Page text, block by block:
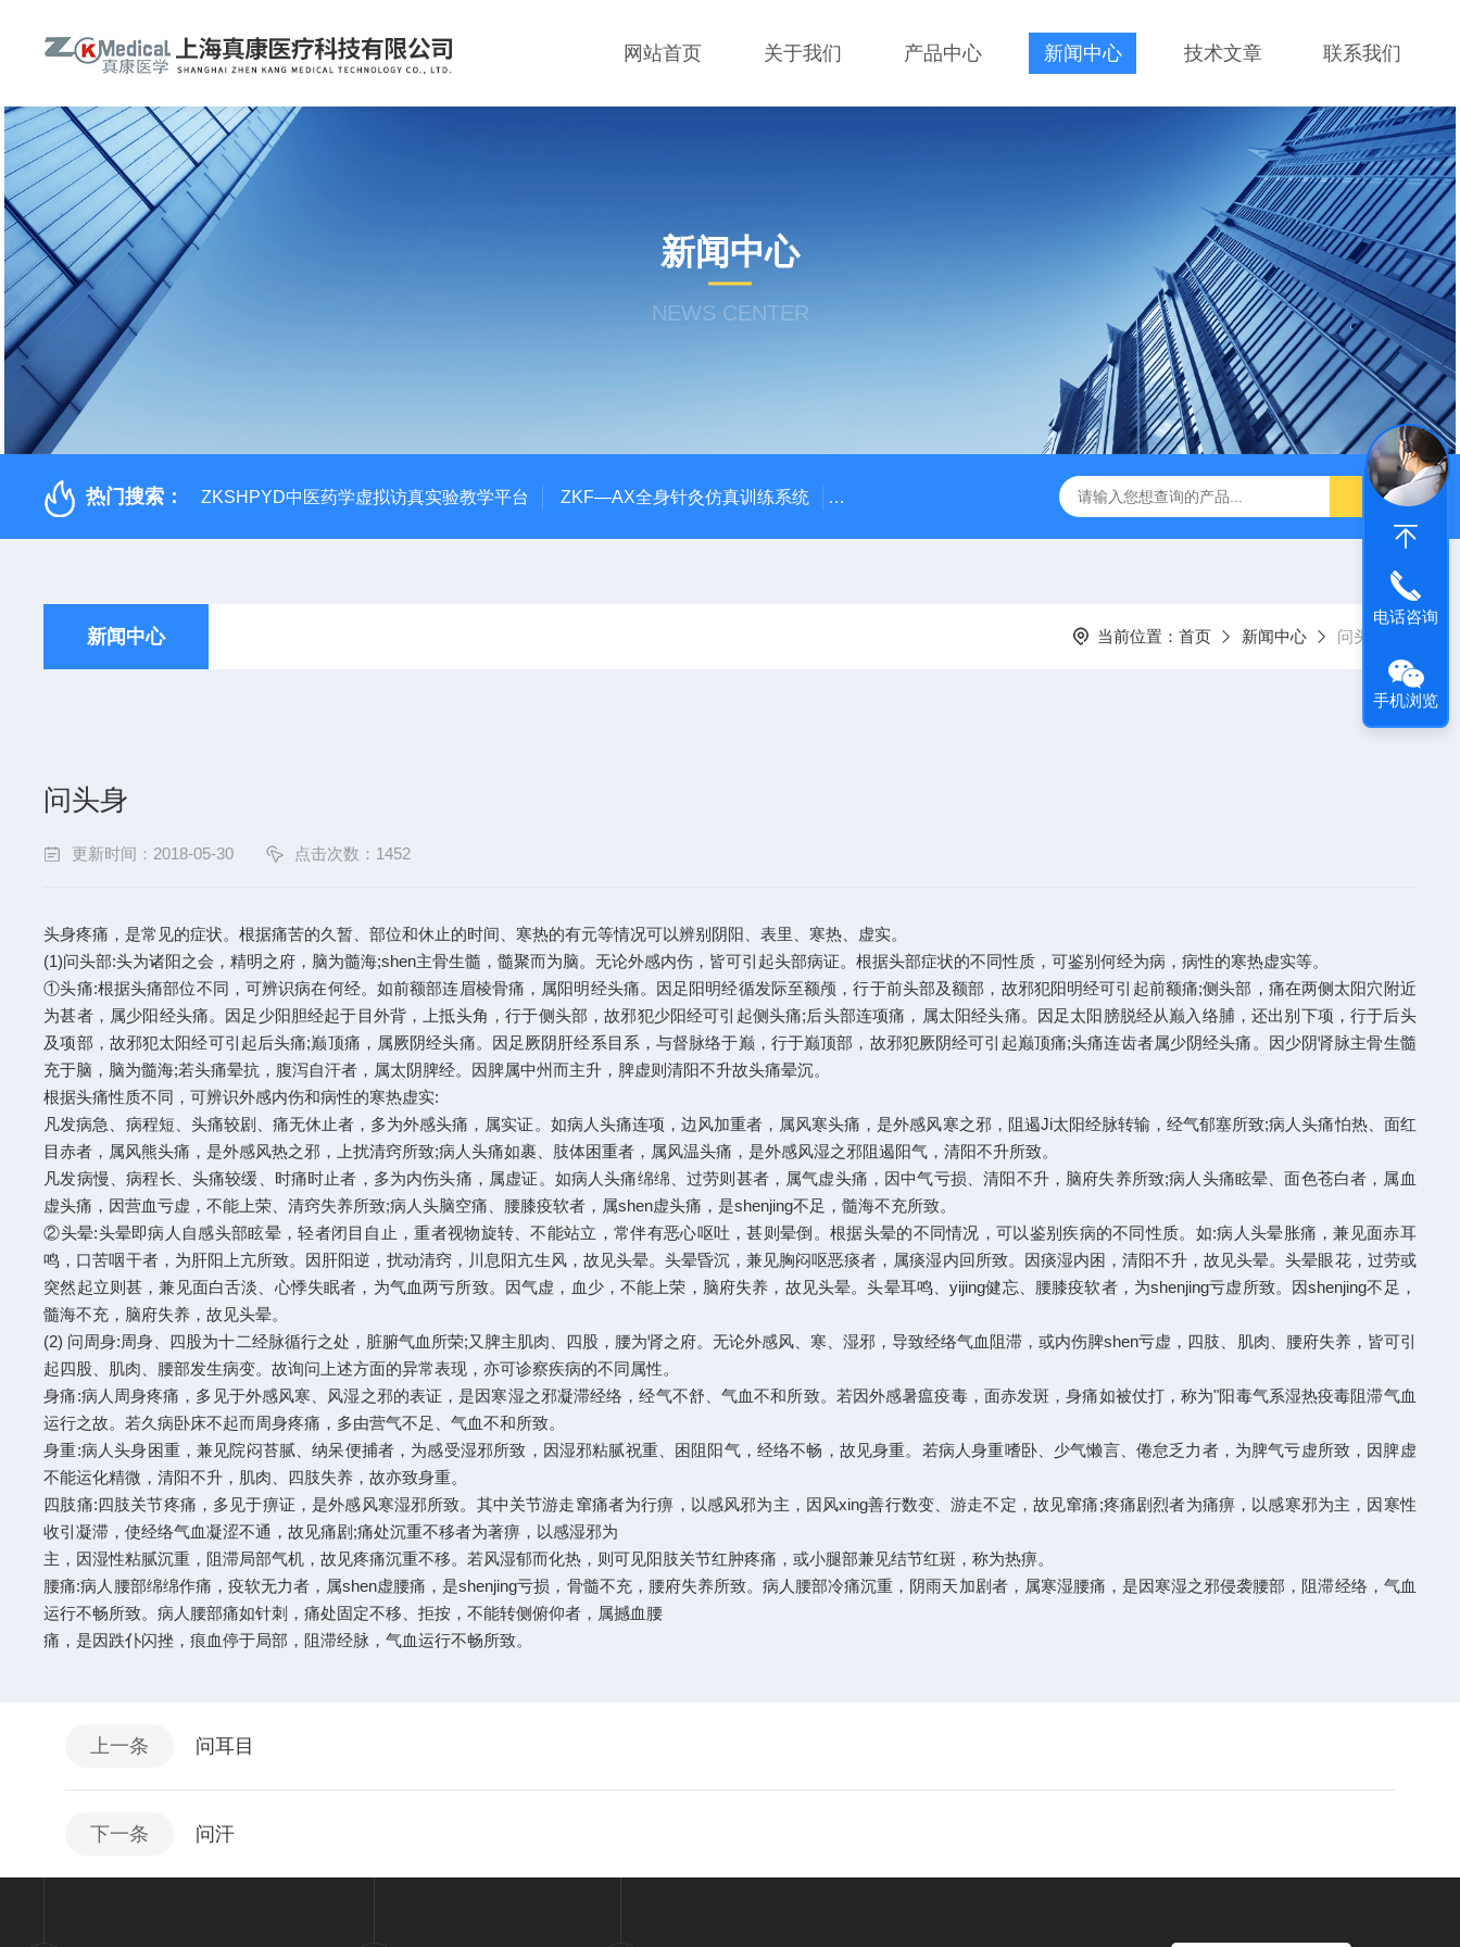
网站首页 关于我们 产品中心 新闻中心 技术文章 联系我们
新闻中心
NEWS CENTER
热门搜索： ZKSHPYD中医药学虚拟访真实验教学平台 ZKF—AX全身针灸仿真训练系统 ZKCJ-208F经穴学及针刺仿真训练系统 ZKCJ300多媒体经穴学及针刺仿真训
新闻中心 当前位置： 首页 新闻中心 问头身
问头身
更新时间：2018-05-30 点击次数：1452
头身疼痛，是常见的症状。根据痛苦的久暂、部位和休止的时间、寒热的有元等情况可以辨别阴阳、表里、寒热、虚实。
(1)问头部:头为诸阳之会，精明之府，脑为髓海;shen主骨生髓，髓聚而为脑。无论外感内伤，皆可引起头部病证。根据头部症状的不同性质，可鉴别何经为病，病性的寒热虚实等。
①头痛:根据头痛部位不同，可辨识病在何经。如前额部连眉棱骨痛，属阳明经头痛。因足阳明经循发际至额颅，行于前头部及额部，故邪犯阳明经可引起前额痛;侧头部，痛在两侧太阳穴附近
为甚者，属少阳经头痛。因足少阳胆经起于目外背，上抵头角，行于侧头部，故邪犯少阳经可引起侧头痛;后头部连项痛，属太阳经头痛。因足太阳膀脱经从巅入络脯，还出别下项，行于后头
及项部，故邪犯太阳经可引起后头痛;巅顶痛，属厥阴经头痛。因足厥阴肝经系目系，与督脉络于巅，行于巅顶部，故邪犯厥阴经可引起巅顶痛;头痛连齿者属少阴经头痛。因少阴肾脉主骨生髓
充于脑，脑为髓海;若头痛晕抗，腹泻自汗者，属太阴脾经。因脾属中州而主升，脾虚则清阳不升故头痛晕沉。
根据头痛性质不同，可辨识外感内伤和病性的寒热虚实:
凡发病急、病程短、头痛较剧、痛无休止者，多为外感头痛，属实证。如病人头痛连项，边风加重者，属风寒头痛，是外感风寒之邪，阻遏Ji太阳经脉转输，经气郁塞所致;病人头痛怕热、面红
目赤者，属风熊头痛，是外感风热之邪，上扰清窍所致;病人头痛如裹、肢体困重者，属风温头痛，是外感风湿之邪阻遏阳气，清阳不升所致。
凡发病慢、病程长、头痛较缓、时痛时止者，多为内伤头痛，属虚证。如病人头痛绵绵、过劳则甚者，属气虚头痛，因中气亏损、清阳不升，脑府失养所致;病人头痛眩晕、面色苍白者，属血
虚头痛，因营血亏虚，不能上荣、清窍失养所致;病人头脑空痛、腰膝疫软者，属shen虚头痛，是shenjing不足，髓海不充所致。
②头晕:头晕即病人自感头部眩晕，轻者闭目自止，重者视物旋转、不能站立，常伴有恶心呕吐，甚则晕倒。根据头晕的不同情况，可以鉴别疾病的不同性质。如:病人头晕胀痛，兼见面赤耳
鸣，口苦咽干者，为肝阳上亢所致。因肝阳逆，扰动清窍，川息阳亢生风，故见头晕。头晕昏沉，兼见胸闷呕恶痰者，属痰湿内回所致。因痰湿内困，清阳不升，故见头晕。头晕眼花，过劳或
突然起立则甚，兼见面白舌淡、心悸失眠者，为气血两亏所致。因气虚，血少，不能上荣，脑府失养，故见头晕。头晕耳鸣、yijing健忘、腰膝疫软者，为shenjing亏虚所致。因shenjing不足，
髓海不充，脑府失养，故见头晕。
(2) 问周身:周身、四股为十二经脉循行之处，脏腑气血所荣;又脾主肌肉、四股，腰为肾之府。无论外感风、寒、湿邪，导致经络气血阻滞，或内伤脾shen亏虚，四肢、肌肉、腰府失养，皆可引
起四股、肌肉、腰部发生病变。故询问上述方面的异常表现，亦可诊察疾病的不同属性。
身痛:病人周身疼痛，多见于外感风寒、风湿之邪的表证，是因寒湿之邪凝滞经络，经气不舒、气血不和所致。若因外感暑瘟疫毒，面赤发斑，身痛如被仗打，称为"阳毒气系湿热疫毒阻滞气血
运行之故。若久病卧床不起而周身疼痛，多由营气不足、气血不和所致。
身重:病人头身困重，兼见院闷苔腻、纳呆便捕者，为感受湿邪所致，因湿邪粘腻祝重、困阻阳气，经络不畅，故见身重。若病人身重嗜卧、少气懒言、倦怠乏力者，为脾气亏虚所致，因脾虚
不能运化精微，清阳不升，肌肉、四肢失养，故亦致身重。
四肢痛:四肢关节疼痛，多见于痹证，是外感风寒湿邪所致。其中关节游走窜痛者为行痹，以感风邪为主，因风xing善行数变、游走不定，故见窜痛;疼痛剧烈者为痛痹，以感寒邪为主，因寒性
收引凝滞，使经络气血凝涩不通，故见痛剧;痛处沉重不移者为著痹，以感湿邪为
主，因湿性粘腻沉重，阻滞局部气机，故见疼痛沉重不移。若风湿郁而化热，则可见阳肢关节红肿疼痛，或小腿部兼见结节红斑，称为热痹。
腰痛:病人腰部绵绵作痛，疫软无力者，属shen虚腰痛，是shenjing亏损，骨髓不充，腰府失养所致。病人腰部冷痛沉重，阴雨天加剧者，属寒湿腰痛，是因寒湿之邪侵袭腰部，阻滞经络，气血
运行不畅所致。病人腰部痛如针刺，痛处固定不移、拒按，不能转侧俯仰者，属撼血腰
痛，是因跌仆闪挫，痕血停于局部，阻滞经脉，气血运行不畅所致。
上一条 问耳目
下一条 问汗
电话咨询
手机浏览